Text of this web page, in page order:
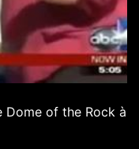
Dome of the Rock à